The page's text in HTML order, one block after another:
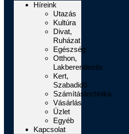
Híreink
Utazás
Kultúra
Divat,
Ruházat
Egészség
Otthon,
Lakberendezés
Kert,
Szabadidő
Számítástechnika
Vásárlás
Üzlet
Egyéb
Kapcsolat